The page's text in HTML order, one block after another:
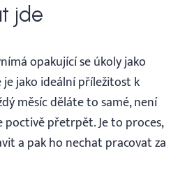
jde
opakující se úkoly jako
jako ideální příležitost k
měsíc děláte to samé, není
přetrpět. Je to proces,
a pak ho nechat pracovat za